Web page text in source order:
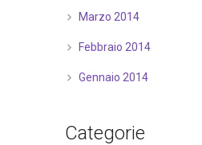
Marzo 2014
Febbraio 2014
Gennaio 2014
Categorie